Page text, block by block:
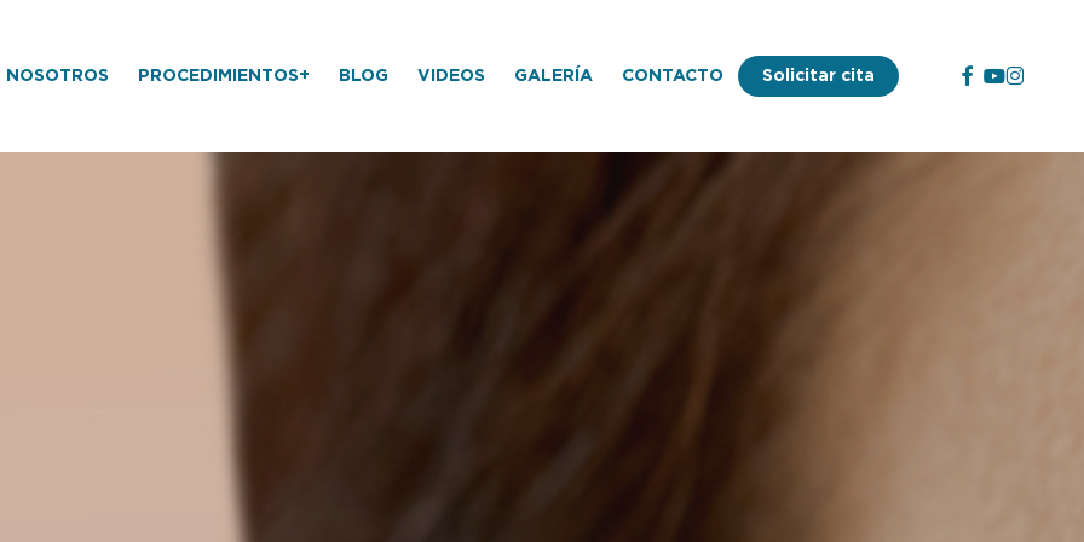
NOSOTROS PROCEDIMIENTOS+ BLOG VIDEOS GALERÍA CONTACTO Solicitar cita facebook
youtube